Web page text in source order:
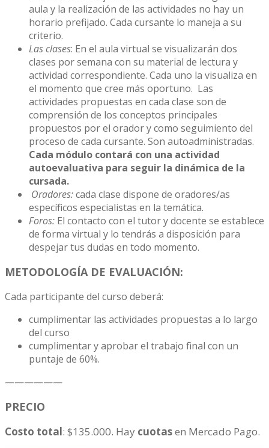
aula y la realización de las actividades no hay un
horario prefijado. Cada cursante lo maneja a su
criterio.
Las clases: En el aula virtual se visualizarán dos
clases por semana con su material de lectura y
actividad correspondiente. Cada uno la visualiza en
el momento que cree más oportuno. Las
actividades propuestas en cada clase son de
comprensión de los conceptos principales
propuestos por el orador y como seguimiento del
proceso de cada cursante. Son autoadministradas.
Cada módulo contará con una actividad
autoevaluativa para seguir la dinámica de la
cursada.
Oradores:cada clase dispone de oradores/as
específicos especialistas en la temática.
Foros: El contacto con el tutor y docente se establece
de forma virtual y lo tendrás a disposición para
despejar tus dudas en todo momento.
METODOLOGÍA DE EVALUACIÓN:
Cada participante del curso deberá:
cumplimentar las actividades propuestas a lo largo
del curso
cumplimentar y aprobar el trabajo final con un
puntaje de 60%.
——————
PRECIO
Costo total: $135.000. Hay cuotasen Mercado Pago.